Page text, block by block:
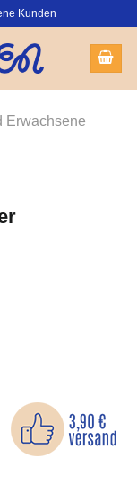
Kunden
Erwachsene